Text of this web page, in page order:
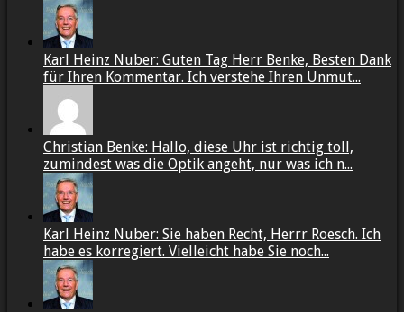
Karl Heinz Nuber: Guten Tag Herr Benke, Besten Dank
für Ihren Kommentar. Ich verstehe Ihren Unmut...
Christian Benke: Hallo, diese Uhr ist richtig toll,
zumindest was die Optik angeht, nur was ich n...
Karl Heinz Nuber: Sie haben Recht, Herrr Roesch. Ich
habe es korregiert. Vielleicht habe Sie noch...